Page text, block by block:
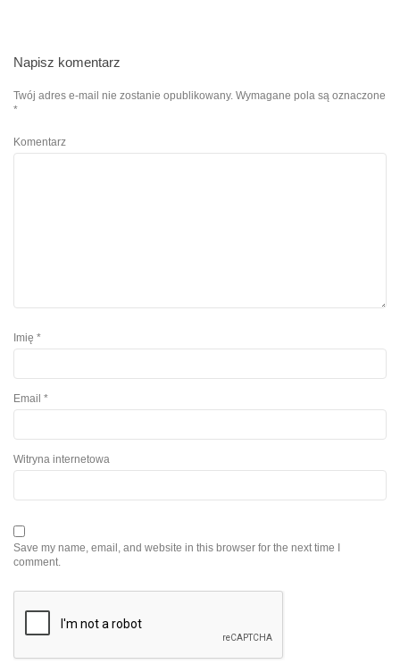
Napisz komentarz
Twój adres e-mail nie zostanie opublikowany. Wymagane pola są oznaczone
*
Komentarz
Imię *
Email *
Witryna internetowa
Save my name, email, and website in this browser for the next time I
comment.